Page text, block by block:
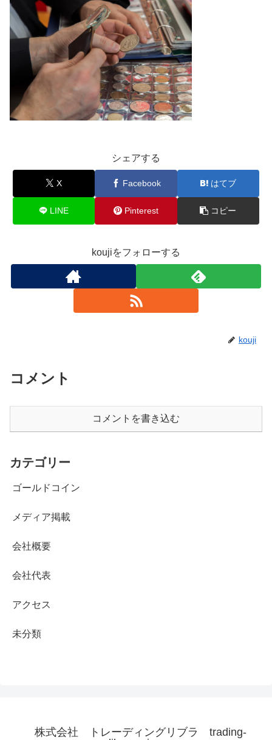
シェアする
X Facebook はてブ
LINE Pinterest コピー
koujiをフォローする
kouji
コメント
コメントを書き込む
カテゴリー
ゴールドコイン
メディア掲載
会社概要
会社代表
アクセス
未分類
株式会社 トレーディングリブラ trading-